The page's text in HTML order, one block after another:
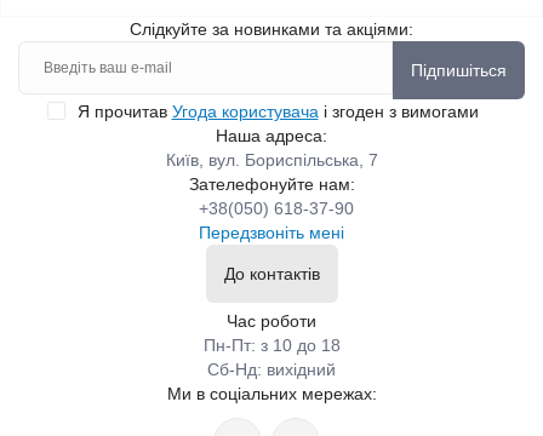
Слідкуйте за новинками та акціями:
Підпишіться
Я прочитав Угода користувача і згоден з вимогами
Наша адреса:
Київ, вул. Бориспільська, 7
Зателефонуйте нам:
+38(050) 618-37-90
Передзвоніть мені
До контактів
Час роботи
Пн-Пт: з 10 до 18
Сб-Нд: вихідний
Ми в соціальних мережах: